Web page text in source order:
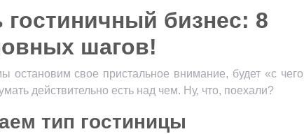
гостиничный бизнес: 8
шагов!
свое пристальное внимание, будет «с чего
действительно есть над чем. Ну, что, поехали?
тип гостиницы